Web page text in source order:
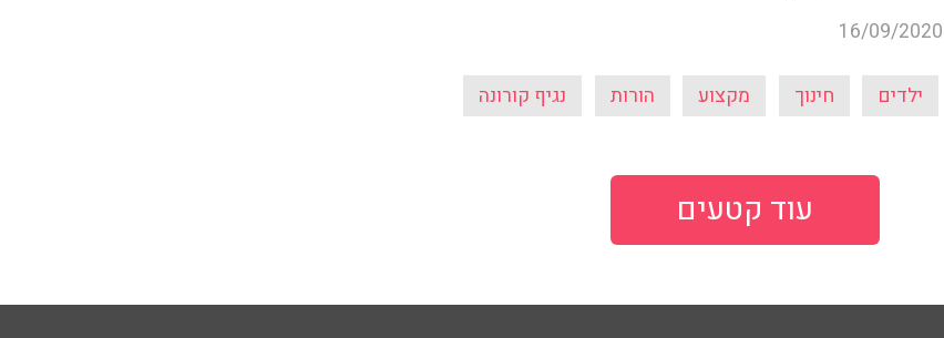
16/09/2020
ילדים חינוך מקצוע הורות נגיף קורונה
עוד קטעים